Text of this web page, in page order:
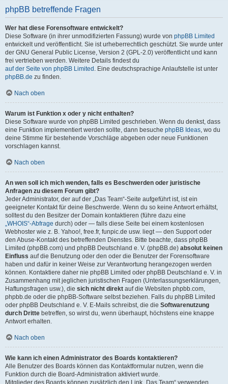
phpBB betreffende Fragen
Wer hat diese Forensoftware entwickelt?
Diese Software (in ihrer unmodifizierten Fassung) wurde von phpBB Limited
entwickelt und veröffentlicht. Sie ist urheberrechtlich geschützt. Sie wurde unter
der GNU General Public License, Version 2 (GPL-2.0) veröffentlicht und kann
frei vertrieben werden. Weitere Details findest du
auf der Seite von phpBB Limited . Eine deutschsprachige Anlaufstelle ist unter
phpBB.de zu finden.
Nach oben
Warum ist Funktion x oder y nicht enthalten?
Diese Software wurde von phpBB Limited geschrieben. Wenn du denkst, dass
eine Funktion implementiert werden sollte, dann besuche phpBB Ideas, wo du
deine Stimme für bestehende Vorschläge abgeben oder neue Funktionen
vorschlagen kannst.
Nach oben
An wen soll ich mich wenden, falls es Beschwerden oder juristische
Anfragen zu diesem Forum gibt?
Jeder Administrator, der auf der „Das Team“-Seite aufgeführt ist, ist ein
geeigneter Kontakt für deine Beschwerde. Wenn du so keine Antwort erhältst,
solltest du den Besitzer der Domain kontaktieren (führe dazu eine
„WHOIS“-Abfrage durch) oder — falls diese Seite bei einem kostenlosen
Webhoster wie z. B. Yahoo!, free.fr, funpic.de usw. liegt — den Support oder
den Abuse-Kontakt des betreffenden Dienstes. Bitte beachte, dass phpBB
Limited (phpBB.com) und phpBB Deutschland e. V. (phpBB.de) absolut keinen
Einfluss auf die Benutzung oder den oder die Benutzer der Forensoftware
haben und dafür in keiner Weise zur Verantwortung herangezogen werden
können. Kontaktiere daher nie phpBB Limited oder phpBB Deutschland e. V. in
Zusammenhang mit jeglichen juristischen Fragen (Unterlassungserklärungen,
Haftungsfragen usw.), die sich nicht direkt auf die Websiten phpbb.com,
phpbb.de oder die phpBB-Software selbst beziehen. Falls du phpBB Limited
oder phpBB Deutschland e. V. E-Mails schreibst, die die Softwarenutzung
durch Dritte betreffen, so wirst du, wenn überhaupt, höchstens eine knappe
Antwort erhalten.
Nach oben
Wie kann ich einen Administrator des Boards kontaktieren?
Alle Benutzer des Boards können das Kontaktformular nutzen, wenn die
Funktion durch die Board-Administration aktiviert wurde.
Mitglieder des Boards können zusätzlich den Link „Das Team“ verwenden.